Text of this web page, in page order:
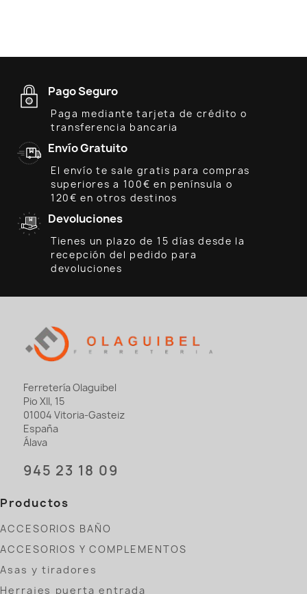
Pago Seguro
Paga mediante tarjeta de crédito o
transferencia bancaria
Envío Gratuito
El envío te sale gratis para compras
superiores a 100€ en península o
120€ en otros destinos
Devoluciones
Tienes un plazo de 15 días desde la
recepción del pedido para
devoluciones
Ferretería Olaguibel
Pio XII, 15
01004 Vitoria-Gasteiz
España
Álava
945 23 18 09
Productos
ACCESORIOS BAÑO
ACCESORIOS Y COMPLEMENTOS
Asas y tiradores
Herrajes puerta entrada